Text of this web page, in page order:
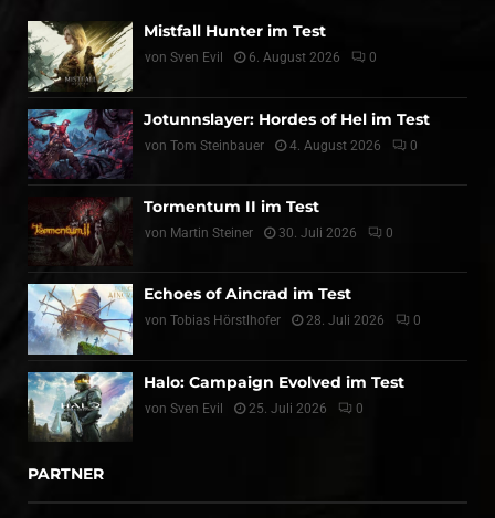
Mistfall Hunter im Test
von Sven Evil 6. August 2026 0
Jotunnslayer: Hordes of Hel im Test
von Tom Steinbauer 4. August 2026 0
Tormentum II im Test
von Martin Steiner 30. Juli 2026 0
Echoes of Aincrad im Test
von Tobias Hörstlhofer 28. Juli 2026 0
Halo: Campaign Evolved im Test
von Sven Evil 25. Juli 2026 0
PARTNER